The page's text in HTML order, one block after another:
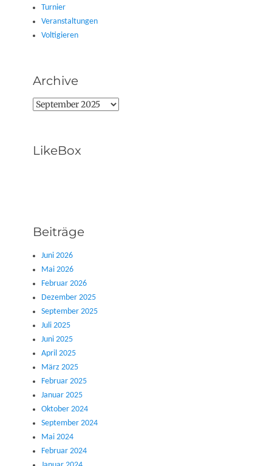
Turnier
Veranstaltungen
Voltigieren
Archive
Archive
LikeBox
Beiträge
Juni 2026
Mai 2026
Februar 2026
Dezember 2025
September 2025
Juli 2025
Juni 2025
April 2025
März 2025
Februar 2025
Januar 2025
Oktober 2024
September 2024
Mai 2024
Februar 2024